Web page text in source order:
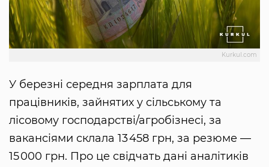
Kurkul.com
У березні середня зарплата для
працівників, зайнятих у сільському та
лісовому господарстві/агробізнесі, за
вакансіями склала 13 458 грн, за резюме —
15 000 грн. Про це свідчать дані аналітиків